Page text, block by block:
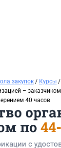
закупок / Курсы /
–
40 часов
по
с